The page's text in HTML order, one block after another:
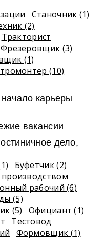
Станочник (1)
(2)
Тракторист
Фрезеровщик (3)
(1)
(10)
карьеры
вакансии
дело,
Буфетчик (2)
рабочий (6)
(5)
(5)
Официант (1)
Тестовод
Формовщик (1)